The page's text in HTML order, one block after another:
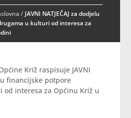
/ JAVNI NATJEČAJ za dodjelu
u kulturi od interesa za
Križ raspisuje JAVNI
financijske potpore
interesa za Općinu Križ u